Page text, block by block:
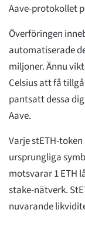
Aave-protokollet
Överföringen
automatiserade
miljoner. Ännu
Celsius att få
pantsatt dessa
Aave.
Varje stETH-
ursprungliga
motsvarar 1 ETH
stake-nätverk.
nuvarande